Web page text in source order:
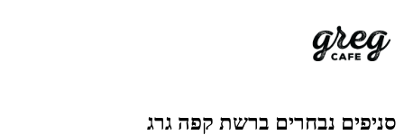
סניפים נבחרים ברשת קפה גרג